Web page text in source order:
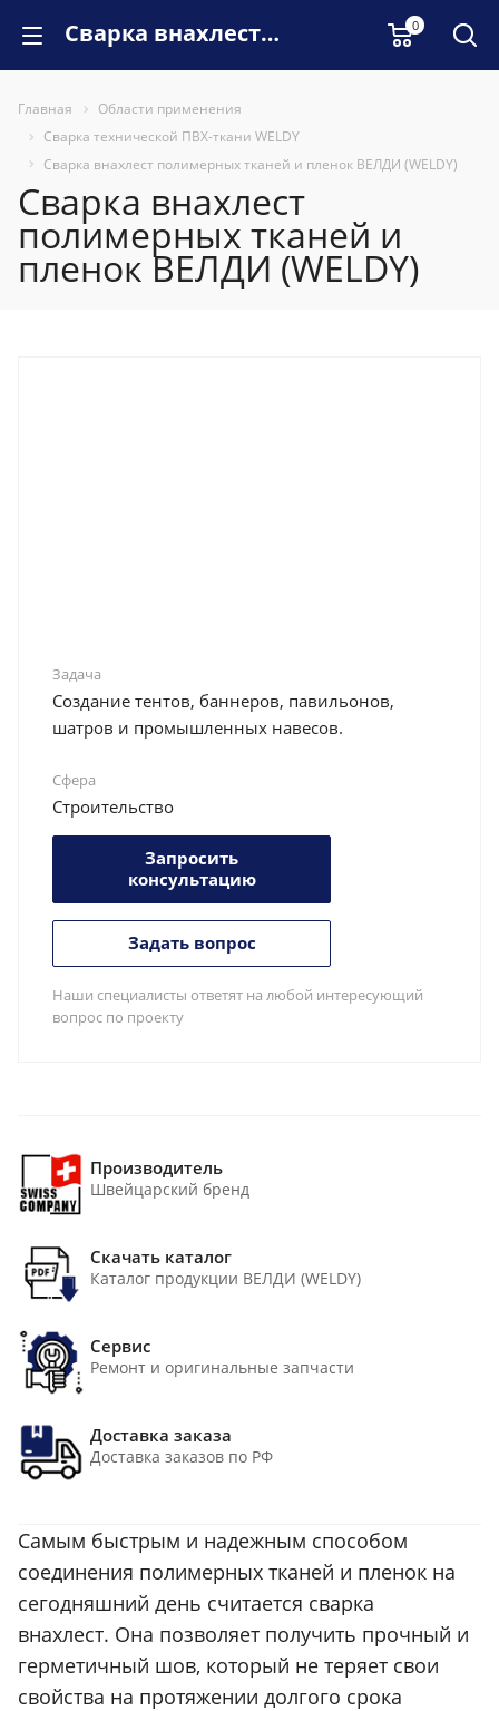
Сварка внахлест полимерных тканей и пленок ВЕЛДИ (WELDY) 0
Главная
Области применения
Сварка технической ПВХ-ткани WELDY
Сварка внахлест полимерных тканей и пленок ВЕЛДИ (WELDY)
Сварка внахлест
полимерных тканей и
пленок ВЕЛДИ (WELDY)
Задача
Создание тентов, баннеров, павильонов,
шатров и промышленных навесов.
Сфера
Строительство
Запросить
консультацию
Задать вопрос
Наши специалисты ответят на любой интересующий
вопрос по проекту
Производитель
Швейцарский бренд
Скачать каталог
Каталог продукции ВЕЛДИ (WELDY)
Сервис
Ремонт и оригинальные запчасти
Доставка заказа
Доставка заказов по РФ
Самым быстрым и надежным способом
соединения полимерных тканей и пленок на
сегодняшний день считается сварка
внахлест. Она позволяет получить прочный и
герметичный шов, который не теряет свои
свойства на протяжении долгого срока